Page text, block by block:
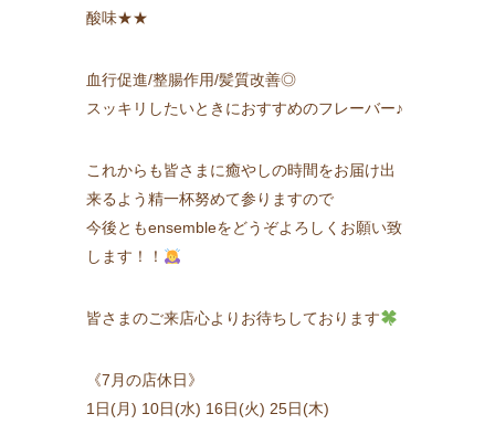
酸味★★
血行促進/整腸作用/髪質改善◎
スッキリしたいときにおすすめのフレーバー♪
これからも皆さまに癒やしの時間をお届け出
来るよう精一杯努めて参りますので
今後ともensembleをどうぞよろしくお願い致
します！！
皆さまのご来店心よりお待ちしております
《7月の店休日》
1日(月) 10日(水) 16日(火) 25日(木)